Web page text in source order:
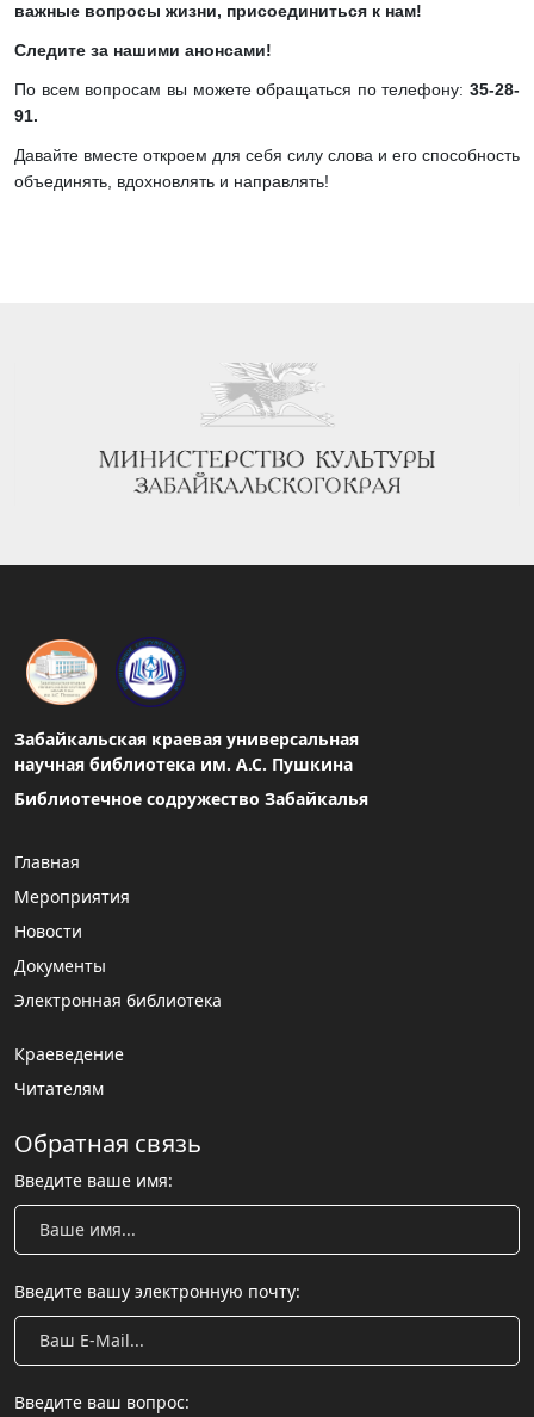
важные вопросы жизни, присоединиться к нам!
Следите за нашими анонсами!
По всем вопросам вы можете обращаться по телефону: 35-28-
91.
Давайте вместе откроем для себя силу слова и его способность
объединять, вдохновлять и направлять!
Забайкальская краевая универсальная
научная библиотека им. А.С. Пушкина
Библиотечное содружество Забайкалья
Главная
Мероприятия
Новости
Документы
Электронная библиотека
Краеведение
Читателям
Обратная связь
Введите ваше имя:
Введите вашу электронную почту:
Введите ваш вопрос: